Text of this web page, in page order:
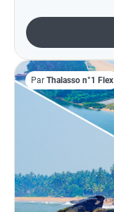
Par Thalasso n°1 Flex